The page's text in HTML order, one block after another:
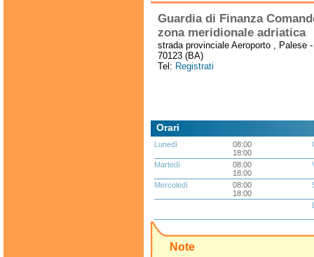
Guardia di Finanza
zona meridionale adriatica
strada provinciale Aeroporto , Palese -
70123 (BA)
Tel: Registrati
Orari
Lunedì
08:00
18:00
Martedì
08:00
18:00
Mercoledì
08:00
18:00
Note